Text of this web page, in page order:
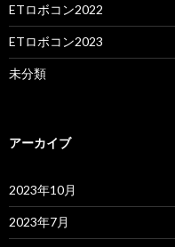
ETロボコン2022
ETロボコン2023
未分類
アーカイブ
2023年10月
2023年7月